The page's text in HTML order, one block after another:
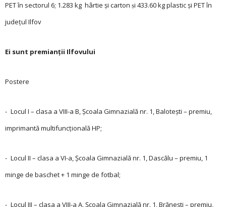
PET în sectorul 6; 1.283 kg hârtie şi carton ṣi 433.60 kg plastic şi PET în
judeţul Ilfov
Ei sunt premianții Ilfovului
Postere
- Locul I – clasa a ­VIII-a B, Şcoala Gimnazială nr. 1, Balotești – premiu,
imprimantă multifuncțională HP;
- Locul II – clasa a VI-a, Şcoala Gimnazială nr. 1, Dascălu – premiu, 1
minge de baschet + 1 minge de fotbal;
- Locul III – clasa a VIII-a A, Şcoala Gimnazială nr. 1, Brănești – premiu,